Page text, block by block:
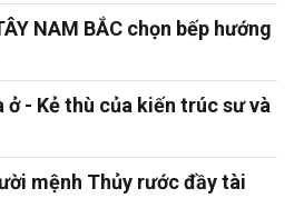
NAM BẮC chọn bếp hướng
ở - Kẻ thù của kiến trúc sư và
mệnh Thủy rước đầy tài